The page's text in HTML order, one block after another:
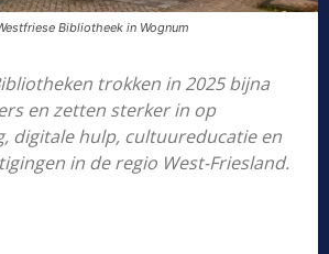
Bibliotheek in Wognum
trokken in 2025 bijna
en zetten sterker in op
digitale hulp, cultuureducatie en
in de regio West-Friesland.